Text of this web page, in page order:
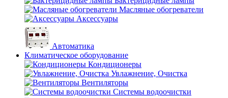
Масляные обогреватели
Аксессуары
Автоматика
Климатическое оборудование
Кондиционеры
Увлажнение, Очистка
Вентиляторы
Системы водоочистки